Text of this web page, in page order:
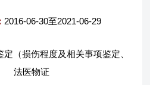
2016-06-30至2021-06-29
定（损伤程度及相关事项鉴定、
法医物证